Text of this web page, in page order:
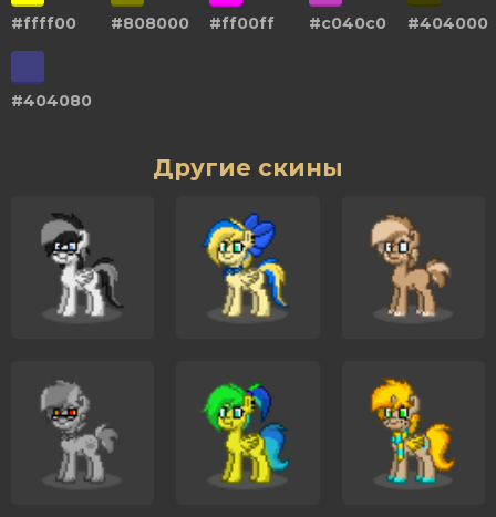
#ffff00 #808000 #ff00ff #c040c0 #404000
#404080
Другие скины